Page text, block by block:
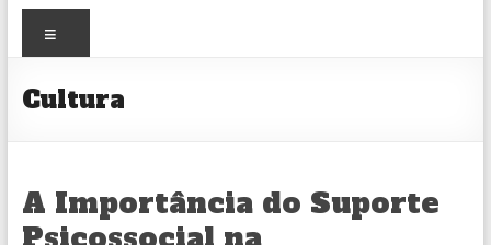
MONITOR
CULTURAL
Cultura
A Importância do Suporte